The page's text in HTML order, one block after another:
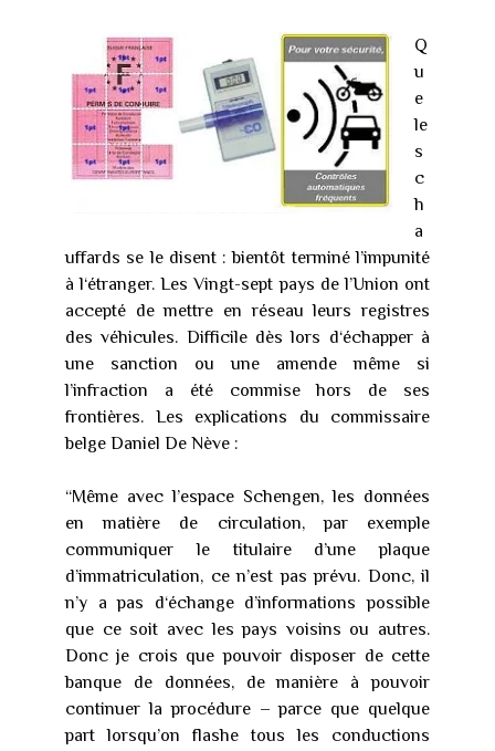
Q
u
e
le
s
c
h
a
uffards se le disent : bientôt terminé l’impunité
à l‘étranger. Les Vingt-sept pays de l’Union ont
accepté de mettre en réseau leurs registres
des véhicules. Difficile dès lors d‘échapper à
une sanction ou une amende même si
l’infraction a été commise hors de ses
frontières. Les explications du commissaire
belge Daniel De Nève :
“Même avec l’espace Schengen, les données
en matière de circulation, par exemple
communiquer le titulaire d’une plaque
d’immatriculation, ce n’est pas prévu. Donc, il
n’y a pas d‘échange d’informations possible
que ce soit avec les pays voisins ou autres.
Donc je crois que pouvoir disposer de cette
banque de données, de manière à pouvoir
continuer la procédure – parce que quelque
part lorsqu’on flashe tous les conductions